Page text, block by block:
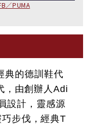
／PUMA
典的德訓鞋代
，由創辦人Adi
設計，靈感源
步伐，經典T